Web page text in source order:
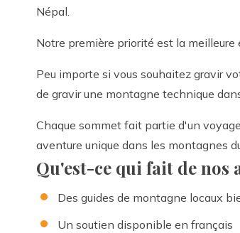
Népal.
Notre première priorité est la
Peu importe si vous souhaitez gravir
de gravir une montagne technique
Chaque sommet fait partie d'un
aventure unique dans les montagnes
Qu'est-ce qui fait de nos
Des guides de montagne locaux
Un soutien disponible en français